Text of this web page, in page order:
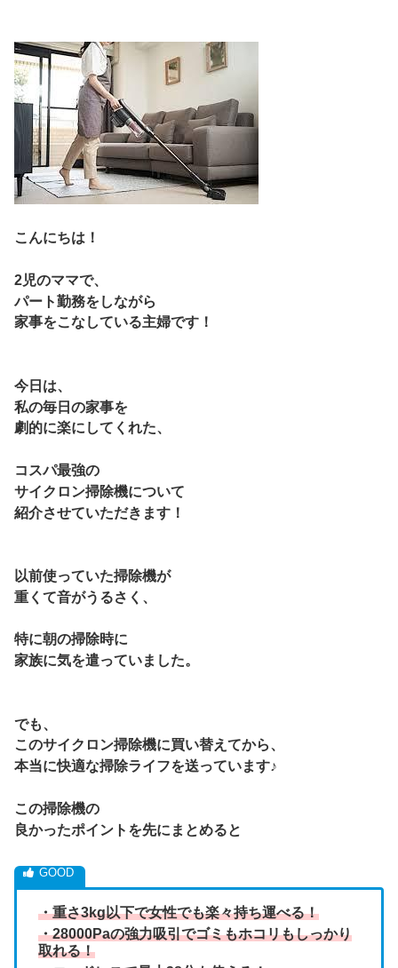
こんにちは！
2児のママで、
パート勤務をしながら
家事をこなしている主婦です！
今日は、
私の毎日の家事を
劇的に楽にしてくれた、
コスパ最強の
サイクロン掃除機について
紹介させていただきます！
以前使っていた掃除機が
重くて音がうるさく、
特に朝の掃除時に
家族に気を遣っていました。
でも、
このサイクロン掃除機に買い替えてから、
本当に快適な掃除ライフを送っています♪
この掃除機の
良かったポイントを先にまとめると
・重さ3kg以下で女性でも楽々持ち運べる！
・28000Paの強力吸引でゴミもホコリもしっかり
取れる！